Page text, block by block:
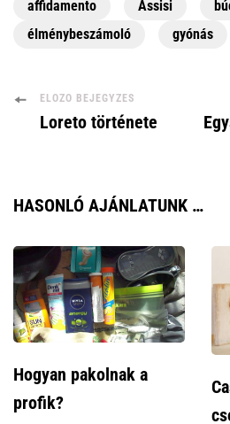
affidamento Assisi
élménybeszámoló
gyónás
Bejegyzés-
navigáció
ELŐZŐ BEJEGYZÉS
Loreto története
HASONLÓ AJÁNLATUNK …
Hogyan pakolnak a
profik?